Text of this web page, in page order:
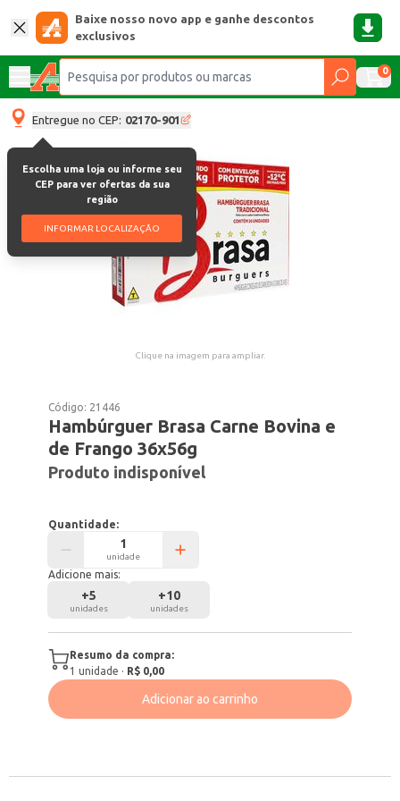
Baixe nosso novo app e ganhe descontos
exclusivos
0
Entregue no CEP: 02170-901
Escolha uma loja ou informe seu
CEP para ver ofertas da sua
região
INFORMAR LOCALIZAÇÃO
Clique na imagem para ampliar.
Código: 21446
Hambúrguer Brasa Carne Bovina e
de Frango 36x56g
Produto indisponível
Quantidade:
unidade
Adicione mais:
+5
unidades
+10
unidades
Resumo da compra:
1 unidade · R$ 0,00
Adicionar ao carrinho